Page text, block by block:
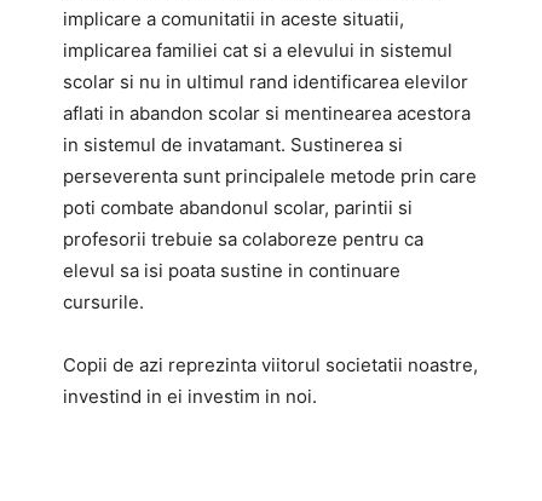
implicare a comunitatii in aceste situatii,
implicarea familiei cat si a elevului in sistemul
scolar si nu in ultimul rand identificarea elevilor
aflati in abandon scolar si mentinearea acestora
in sistemul de invatamant. Sustinerea si
perseverenta sunt principalele metode prin care
poti combate abandonul scolar, parintii si
profesorii trebuie sa colaboreze pentru ca
elevul sa isi poata sustine in continuare
cursurile.
Copii de azi reprezinta viitorul societatii noastre,
investind in ei investim in noi.